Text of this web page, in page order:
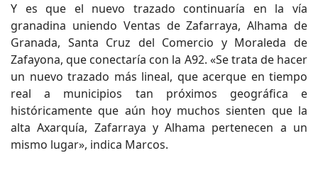
Y es que el nuevo trazado continuaría en la vía
granadina uniendo Ventas de Zafarraya, Alhama de
Granada, Santa Cruz del Comercio y Moraleda de
Zafayona, que conectaría con la A92. «Se trata de hacer
un nuevo trazado más lineal, que acerque en tiempo
real a municipios tan próximos geográfica e
históricamente que aún hoy muchos sienten que la
alta Axarquía, Zafarraya y Alhama pertenecen a un
mismo lugar», indica Marcos.